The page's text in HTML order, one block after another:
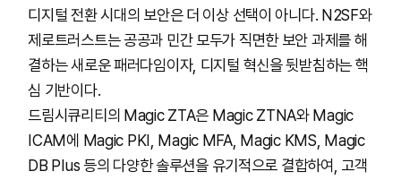
디지털 전환 시대의 보안은 더 이상 선택이 아니다. N2SF와
제로트러스트는 공공과 민간 모두가 직면한 보안 과제를 해
결하는 새로운 패러다임이자, 디지털 혁신을 뒷받침하는 핵
심 기반이다.
드림시큐리티의 Magic ZTA은 Magic ZTNA와 Magic
ICAM에 Magic PKI, Magic MFA, Magic KMS, Magic
DB Plus 등의 다양한 솔루션을 유기적으로 결합하여, 고객